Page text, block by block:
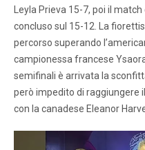
Leyla Prieva 15-7, poi il
concluso sul 15-12. La
percorso superando
campionessa francese
semifinali è arrivata la
però impedito di raggiungere
con la canadese Eleanor